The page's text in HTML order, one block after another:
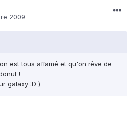
2009
est tous affamé et qu'on rêve de
!
galaxy :D )